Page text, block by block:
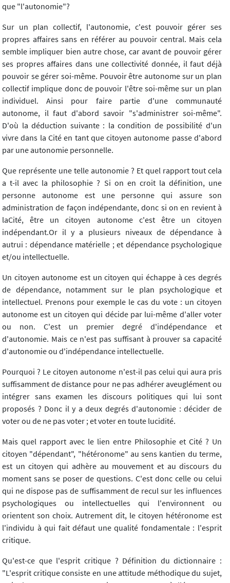
que "l'autonomie"?
Sur un plan collectif, l'autonomie, c'est pouvoir gérer ses
propres affaires sans en référer au pouvoir central. Mais cela
semble impliquer bien autre chose, car avant de pouvoir gérer
ses propres affaires dans une collectivité donnée, il faut déjà
pouvoir se gérer soi-même. Pouvoir être autonome sur un plan
collectif implique donc de pouvoir l'être soi-même sur un plan
individuel. Ainsi pour faire partie d'une communauté
autonome, il faut d'abord savoir "s'administrer soi-même".
D'où la déduction suivante : la condition de possibilité d'un
vivre dans la Cité en tant que citoyen autonome passe d'abord
par une autonomie personnelle.
Que représente une telle autonomie ? Et quel rapport tout cela
a t-il avec la philosophie ? Si on en croit la définition, une
personne autonome est une personne qui assure son
administration de façon indépendante, donc si on en revient à
laCité, être un citoyen autonome c'est être un citoyen
indépendant.Or il y a plusieurs niveaux de dépendance à
autrui : dépendance matérielle ; et dépendance psychologique
et/ou intellectuelle.
Un citoyen autonome est un citoyen qui échappe à ces degrés
de dépendance, notamment sur le plan psychologique et
intellectuel. Prenons pour exemple le cas du vote : un citoyen
autonome est un citoyen qui décide par lui-même d'aller voter
ou non. C'est un premier degré d'indépendance et
d'autonomie. Mais ce n'est pas suffisant à prouver sa capacité
d'autonomie ou d'indépendance intellectuelle.
Pourquoi ? Le citoyen autonome n'est-il pas celui qui aura pris
suffisamment de distance pour ne pas adhérer aveuglément ou
intégrer sans examen les discours politiques qui lui sont
proposés ? Donc il y a deux degrés d'autonomie : décider de
voter ou de ne pas voter ; et voter en toute lucidité.
Mais quel rapport avec le lien entre Philosophie et Cité ? Un
citoyen "dépendant", "hétéronome" au sens kantien du terme,
est un citoyen qui adhère au mouvement et au discours du
moment sans se poser de questions. C'est donc celle ou celui
qui ne dispose pas de suffisamment de recul sur les influences
psychologiques ou intellectuelles qui l'environnent ou
orientent son choix. Autrement dit, le citoyen hétéronome est
l'individu à qui fait défaut une qualité fondamentale : l'esprit
critique.
Qu'est-ce que l'esprit critique ? Définition du dictionnaire :
"L'esprit critique consiste en une attitude méthodique du sujet,